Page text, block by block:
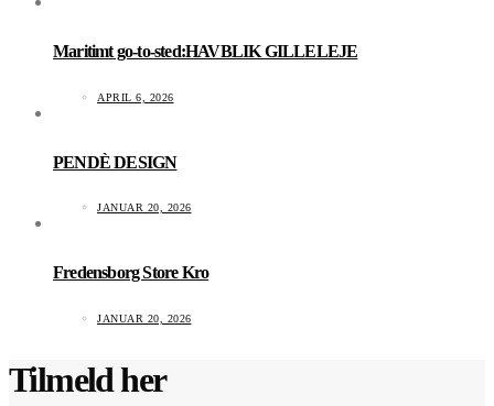
Maritimt go-to-sted:HAVBLIK GILLELEJE
APRIL 6, 2026
PENDÈ DESIGN
JANUAR 20, 2026
Fredensborg Store Kro
JANUAR 20, 2026
Tilmeld her